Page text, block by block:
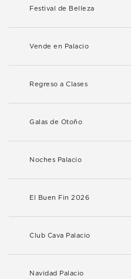
Festival de Belleza
Vende en Palacio
Regreso a Clases
Galas de Otoño
Noches Palacio
El Buen Fin 2026
Club Cava Palacio
Navidad Palacio